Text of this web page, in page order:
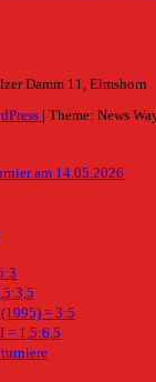
Damm 11, Elmshorn
| Theme: News
am 14.05.2026
= 3:5
= 1,5:6,5